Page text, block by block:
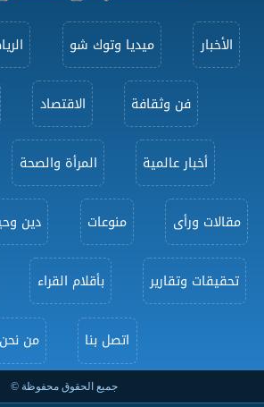
الأخبار ميديا وتوك شو
فن وثقافة الاقتصاد
أخبار عالمية المرأة والصحة
مقالات ورأى منوعات دين
تحقيقات وتقارير بأقلام القراء
اتصل بنا من نحن
جميع الحقوق محفوظة ©